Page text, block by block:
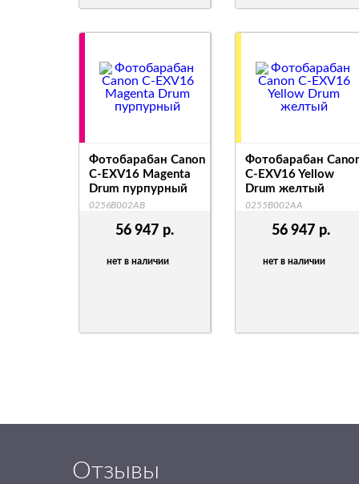
56 947 р.
нет в наличии
Фотобарабан Canon
C-EXV16 Magenta
Drum пурпурный
0256B002AB
56 947 р.
нет в наличии
Фотобарабан
C-EXV16 Yellow
Drum желтый
0255B002AA
Отзывы